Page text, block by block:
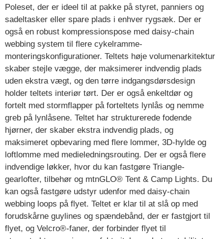
Poleset, der er ideel til at pakke på styret, panniers og
sadeltasker eller spare plads i enhver rygsæk. Der er
også en robust kompressionspose med daisy-chain
webbing system til flere cykelramme-
monteringskonfigurationer. Teltets høje volumenarkitektur
skaber stejle vægge, der maksimerer indvendig plads
uden ekstra vægt, og den tørre indgangsdørsdesign
holder teltets interiør tørt. Der er også enkeltdør og
fortelt med stormflapper på forteltets lynlås og nemme
greb på lynlåsene. Teltet har strukturerede fodende
hjørner, der skaber ekstra indvendig plads, og
maksimeret opbevaring med flere lommer, 3D-hylde og
loftlomme med medieledningsrouting. Der er også flere
indvendige løkker, hvor du kan fastgøre Triangle-
gearlofter, tilbehør og mtnGLO® Tent & Camp Lights. Du
kan også fastgøre udstyr udenfor med daisy-chain
webbing loops på flyet. Teltet er klar til at slå op med
forudskårne guylines og spændebånd, der er fastgjort til
flyet, og Velcro®-faner, der forbinder flyet til